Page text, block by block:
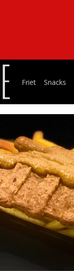
Friet Snacks